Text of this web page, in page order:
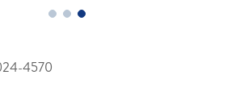
4570